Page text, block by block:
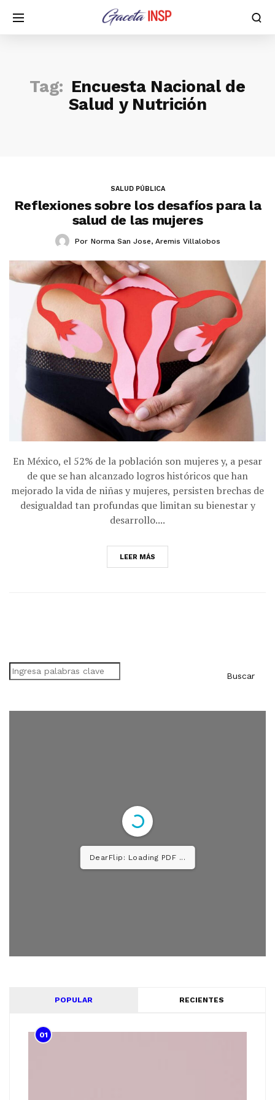
Tag: Encuesta Nacional de
Salud y Nutrición
SALUD PÚBLICA
Reflexiones sobre los desafíos para la
salud de las mujeres
Por Norma San Jose, Aremis Villalobos
En México, el 52% de la población son mujeres y, a pesar
de que se han alcanzado logros históricos que han
mejorado la vida de niñas y mujeres, persisten brechas de
desigualdad tan profundas que limitan su bienestar y
desarrollo....
LEER MÁS
Buscar
Buscar
DearFlip: Loading PDF 26%
...
POPULAR RECIENTES
01